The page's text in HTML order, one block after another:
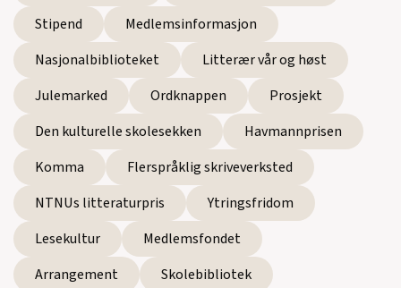
Stipend
Medlemsinformasjon
Nasjonalbiblioteket
Litterær vår og høst
Julemarked
Ordknappen
Prosjekt
Den kulturelle skolesekken
Havmannprisen
Komma
Flerspråklig skriveverksted
NTNUs litteraturpris
Ytringsfridom
Lesekultur
Medlemsfondet
Arrangement
Skolebibliotek